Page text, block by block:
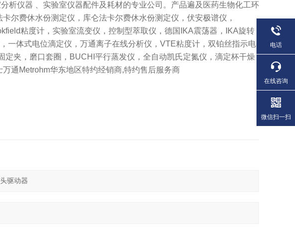
析仪器 、实验室仪器配件及耗材的专业公司。产品遍及医药生物化工环
尔费休水份测定仪，库仑法卡尔费休水份测定仪，伏安极谱仪，
粘度计，实验室流变仪，控制型萃取仪，德国IKA震荡器，IKA旋转
一体式电位滴定仪，万通离子在线分析仪，VTE粘度计，双铂丝指示电
夹，磨口套圈，BUCHI平行蒸发仪，全自动凯氏定氮仪，滴定杯干燥
万通Metrohm华东地区特约经销商,特约售后服务商
电话
在线咨询
微信扫一扫